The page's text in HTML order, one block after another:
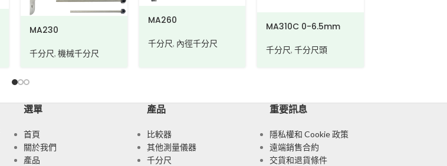
MA230
千分尺, 機械千分尺
MA260
千分尺, 內徑千分尺
MA310C 0-6.5mm
千分尺,千分尺頭
選單
首頁
關於我們
產品
產品
比較器
其他測量儀器
千分尺
重要訊息
隱私權和 Cookie 政策
遠端銷售合約
交貨和退貨條件